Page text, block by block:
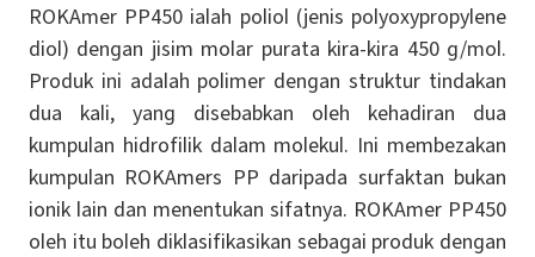
ROKAmer PP450 ialah poliol (jenis polyoxypropylene
diol) dengan jisim molar purata kira-kira 450 g/mol.
Produk ini adalah polimer dengan struktur tindakan
dua kali, yang disebabkan oleh kehadiran dua
kumpulan hidrofilik dalam molekul. Ini membezakan
kumpulan ROKAmers PP daripada surfaktan bukan
ionik lain dan menentukan sifatnya. ROKAmer PP450
oleh itu boleh diklasifikasikan sebagai produk dengan